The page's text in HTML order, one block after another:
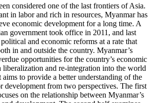
considered one of the last frontiers of Asia.
in labor and rich in resources, Myanmar has
economic development for a long time. A
government took office in 2011, and last
and economic reforms at a rate that
in and outside the country. Myanmar’s
opportunities for the country’s economic
liberalization and re-integration into the world
to provide a better understanding of the
development from two perspectives. The first
on the relationship between Myanmar’s